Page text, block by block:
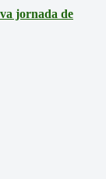
jornada de